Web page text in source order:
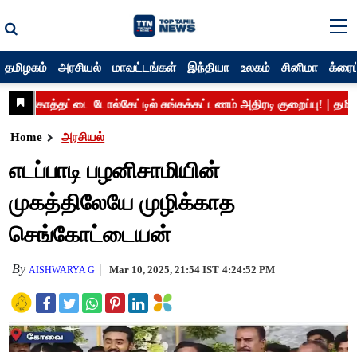
தமிழகம் அரசியல் மாவட்டங்கள் இந்தியா உலகம் சினிமா
Home அரசியல்
எடப்பாடி பழனிசாமியின்
முகத்திலேயே முழிக்காத
செங்கோட்டையன்
By AISHWARYA G Mar 10, 2025, 21:54 IST 4:24:52 PM